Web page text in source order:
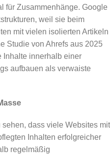
für Zusammenhänge. Google
weil sie beim
mit vielen isolierten Artikeln
Studie von Ahrefs aus 2025
Inhalte innerhalb einer
aufbauen als verwaiste
dass viele Websites mit
Inhalten erfolgreicher
regelmäßig